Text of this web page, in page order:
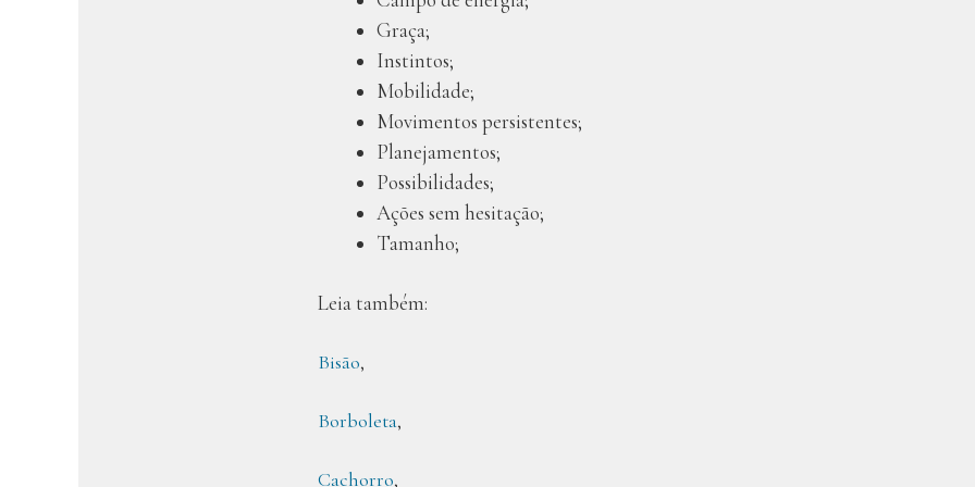
Graça;
Instintos;
Mobilidade;
Movimentos persistentes;
Planejamentos;
Possibilidades;
Ações sem hesitação;
Tamanho;
Leia também:
Bisão,
Borboleta,
Cachorro,